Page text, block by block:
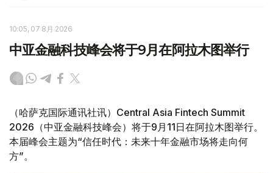
10:05, 07 8月 2026
中亚金融科技峰会将于9月在阿拉木图举行
（哈萨克国际通讯社讯）Central Asia Fintech Summit
2026（中亚金融科技峰会）将于9月11日在阿拉木图举行。
本届峰会主题为“信任时代：未来十年金融市场将走向何
方”。